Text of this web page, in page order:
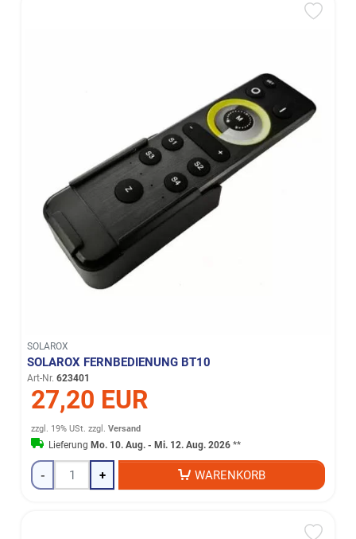
SOLAROX
SOLAROX FERNBEDIENUNG BT10
Art-Nr. 623401
27,20 EUR
zzgl. 19% USt. zzgl.Versand
LieferungMo. 10. Aug. - Mi. 12. Aug. 2026 **
- + WARENKORB